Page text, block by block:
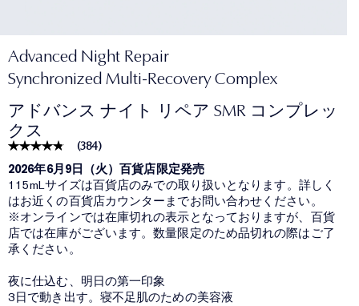
Advanced Night Repair
Synchronized Multi-Recovery Complex
アドバンス ナイト リペア SMR コンプレッ
クス
(384)
2026年6月9日（火）百貨店限定発売
115mLサイズは百貨店のみでの取り扱いとなります。詳しく
はお近くの百貨店カウンターまでお問い合わせください。
※オンラインでは在庫切れの表示となっておりますが、百貨
店では在庫がございます。数量限定のため品切れの際はご了
承ください。
夜に仕込む、明日の第一印象
3日で動き出す。寝不足肌のための美容液